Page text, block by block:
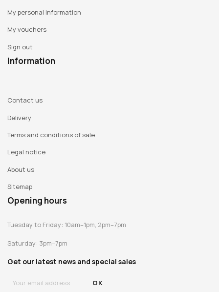
My personal information
My vouchers
Sign out
Information
Contact us
Delivery
Terms and conditions of sale
Legal notice
About us
Sitemap
Opening hours
Tuesday to Friday: 10am–1pm, 2pm–7pm
Saturday: 3pm–7pm
Get our latest news and special sales